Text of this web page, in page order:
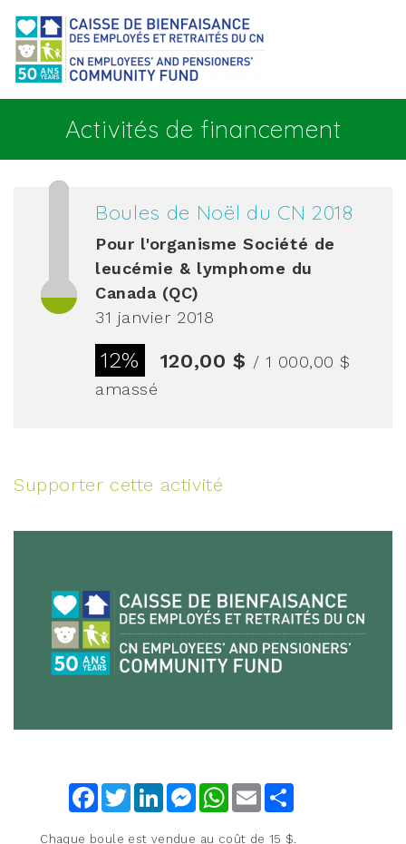
Activités de financement
Boules de Noël du CN 2018
Pour l'organisme Société de
leucémie & lymphome du
Canada (QC)
31 janvier 2018
12% 120,00 $ / 1 000,00 $
amassé
Supporter cette activité
FacebookTwitterLinkedInMessengerWhatsApp
Email
Chaque boule est vendue au coût de 15 $.